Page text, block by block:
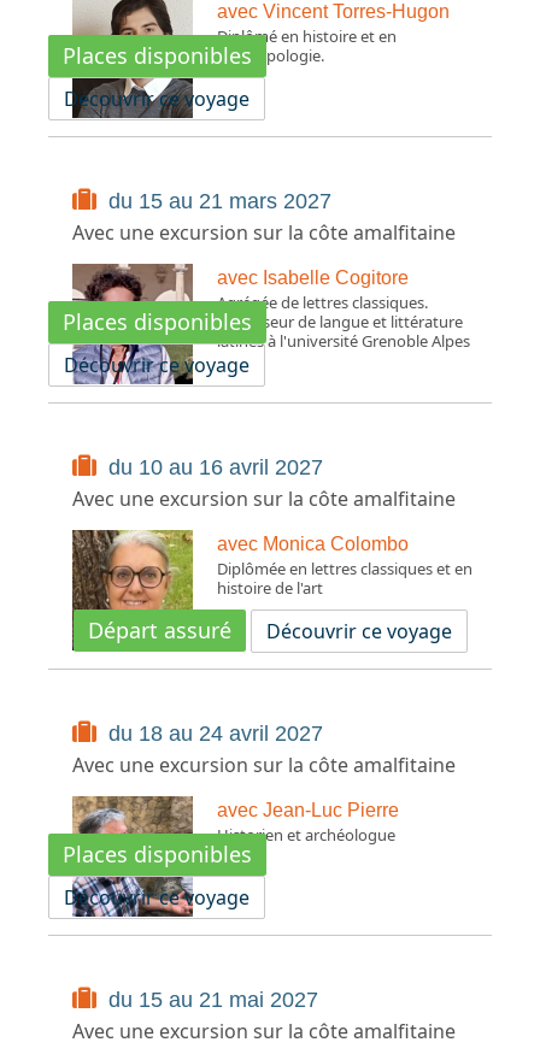
avec Vincent Torres-Hugon
Diplômé en histoire et en
anthropologie.
Places disponibles
Découvrir ce voyage
du 15 au 21 mars 2027
Avec une excursion sur la côte amalfitaine
avec Isabelle Cogitore
Agrégée de lettres classiques.
Professeur de langue et littérature
latines à l'université Grenoble Alpes
Places disponibles
Découvrir ce voyage
du 10 au 16 avril 2027
Avec une excursion sur la côte amalfitaine
avec Monica Colombo
Diplômée en lettres classiques et en
histoire de l'art
Départ assuré Découvrir ce voyage
du 18 au 24 avril 2027
Avec une excursion sur la côte amalfitaine
avec Jean-Luc Pierre
Historien et archéologue
Places disponibles
Découvrir ce voyage
du 15 au 21 mai 2027
Avec une excursion sur la côte amalfitaine